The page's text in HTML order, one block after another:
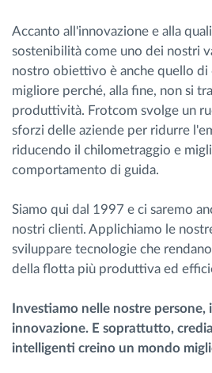
Accanto all'innovazione e alla
sostenibilità come uno dei nostri
nostro obiettivo è anche quello di
migliore perché, alla fine, non si
produttività. Frotcom svolge un
sforzi delle aziende per ridurre
riducendo il chilometraggio e
comportamento di guida.
Siamo qui dal 1997 e ci saremo
nostri clienti. Applichiamo le
sviluppare tecnologie che
della flotta più produttiva ed
Investiamo nelle nostre
innovazione. E soprattutto,
intelligenti creino un mondo